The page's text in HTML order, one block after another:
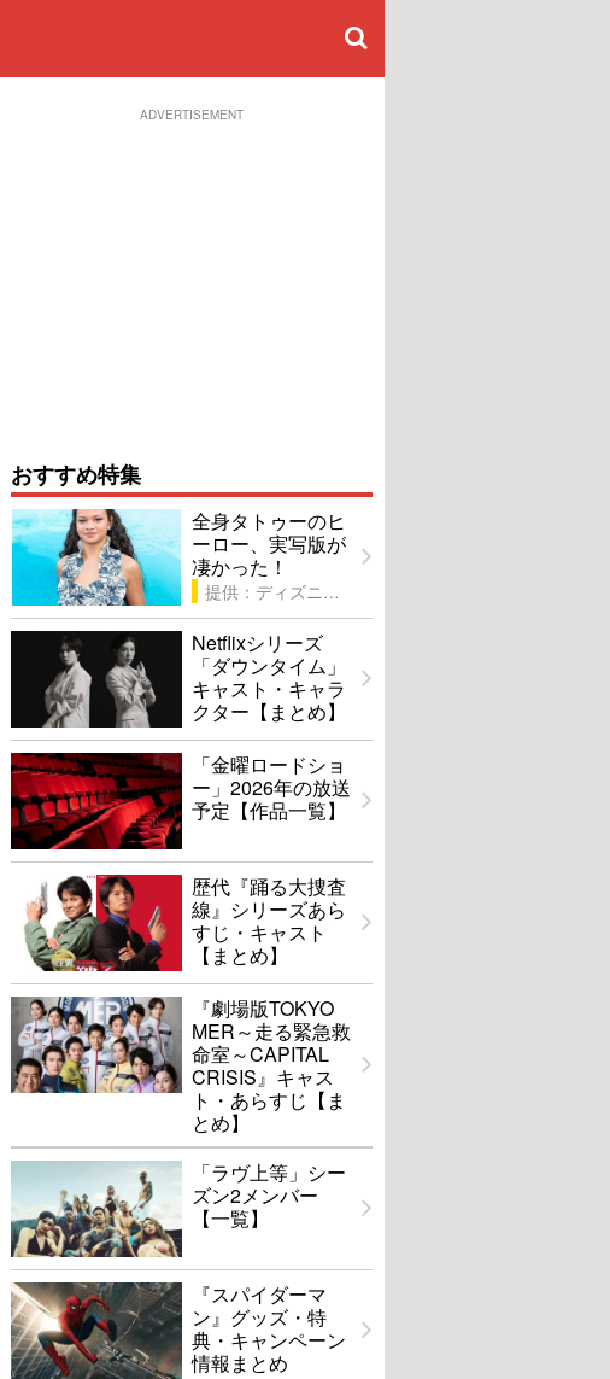
ADVERTISEMENT
おすすめ特集
全身タトゥーのヒ
ーロー、実写版が
凄かった！
提供：ディズニー
Netflixシリーズ
「ダウンタイム」
キャスト・キャラ
クター【まとめ】
「金曜ロードショ
ー」2026年の放送
予定【作品一覧】
歴代『踊る大捜査
線』シリーズあら
すじ・キャスト
【まとめ】
『劇場版TOKYO
MER～走る緊急救
命室～CAPITAL
CRISIS』キャス
ト・あらすじ【ま
とめ】
「ラヴ上等」シー
ズン2メンバー
【一覧】
『スパイダーマ
ン』グッズ・特
典・キャンペーン
情報まとめ